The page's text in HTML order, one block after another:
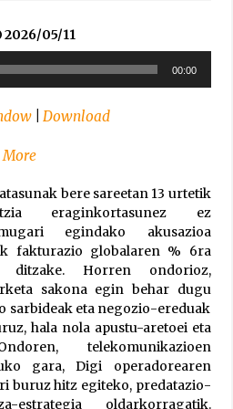
10/13
6 Iurretan Arrosa sarearen
irratian Arrosaren 20 urteez
22
buruzko erreportaia
07/16
2026/05/11
00:00
| Download
More
bere sareetan 13 urtetik
eraginkortasunez ez
egindako akusazioa
fakturazio globalaren % 6ra
Horren ondorioz,
sakona egin behar dugu
sarbideak eta negozio-ereduak
hala nola apustu-aretoei eta
telekomunikazioen
gara, Digi operadorearen
buruz hitz egiteko, predatazio-
estrategia oldarkorragatik.